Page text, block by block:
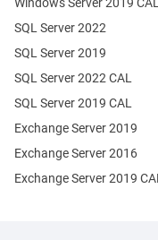
Exchange Server 2019
Exchange Server 2016
SQL Server 2022
SQL Server 2019
Windows Server 2019
SQL Server 2022 CAL
SQL Server 2019 CAL
Exchange Server 2019